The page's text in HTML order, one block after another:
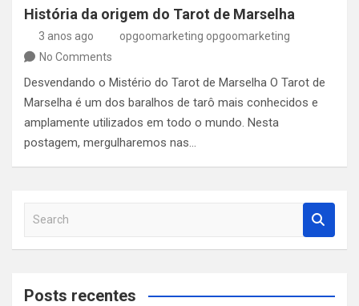
História da origem do Tarot de Marselha
3 anos ago
opgoomarketing opgoomarketing
No Comments
Desvendando o Mistério do Tarot de Marselha O Tarot de
Marselha é um dos baralhos de tarô mais conhecidos e
amplamente utilizados em todo o mundo. Nesta
postagem, mergulharemos nas…
a
c
Posts recentes